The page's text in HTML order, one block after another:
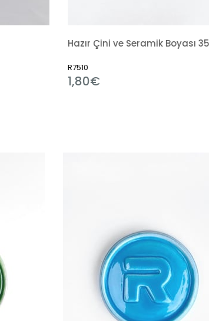
Hazır Çini ve Seramik Boyası 351 Alümina Mavi